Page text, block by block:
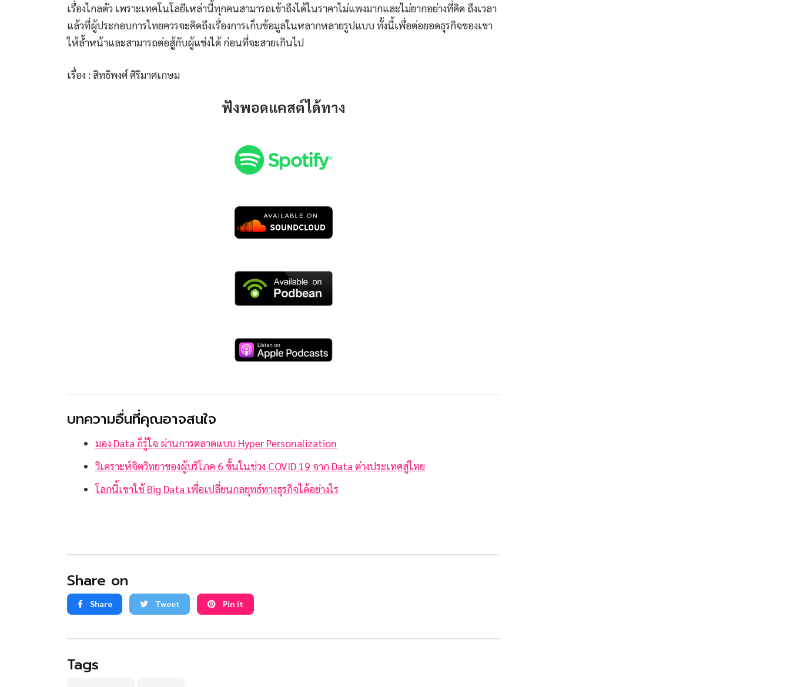
เรื่องไกลตัว เพราะเทคโนโลยีเหล่านี้ทุกคนสามารถเข้าถึงได้ในราคาไม่แพงมากและไม่ยากอย่างที่คิด ถึงเวลา
แล้วที่ผู้ประกอบการไทยควรจะคิดถึงเรื่องการเก็บข้อมูลในหลากหลายรูปแบบ ทั้งนี้เพื่อต่อยอดธุรกิจของเขา
ให้ล้ำหน้าและสามารถต่อสู้กับผู้แข่งได้ ก่อนที่จะสายเกินไป
เรื่อง : สิทธิพงศ์ ศิริมาศเกษม
ฟังพอดแคสต์ได้ทาง
บทความอื่นที่คุณอาจสนใจ
มอง Data ก็รู้ใจ ผ่านการตลาดแบบ Hyper Personalization
วิเคราะห์จิตวิทยาของผู้บริโภค 6 ขั้นในช่วง COVID 19 จาก Data ต่างประเทศสู่ไทย
โลกนี้เขาใช้ Big Data เพื่อเปลี่ยนกลยุทธ์ทางธุรกิจได้อย่างไร
Share on
Share Tweet Pin it
Tags